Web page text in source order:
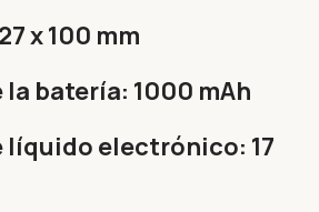
x 100 mm
batería: 1000 mAh
líquido electrónico: 17